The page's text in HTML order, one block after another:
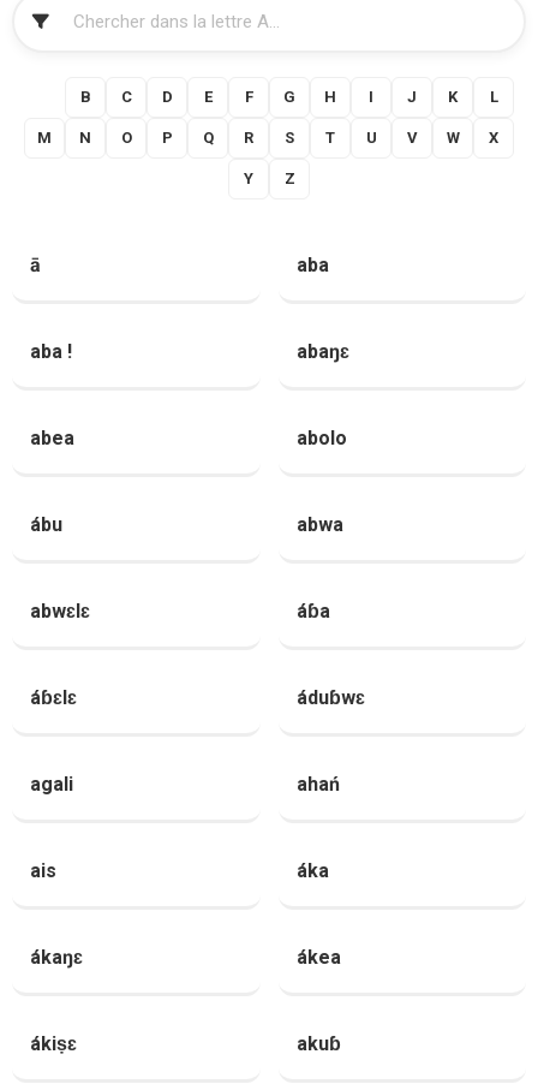
B C D E F G H I J K L
M N O P Q R S T U V W X
Y Z
ā aba
aba ! abaŋɛ
abea abolo
ábu abwa
abwɛlɛ áɓa
áɓɛlɛ áduɓwɛ
agali ahań
ais áka
ákaŋɛ ákea
ákiṣɛ akuɓ